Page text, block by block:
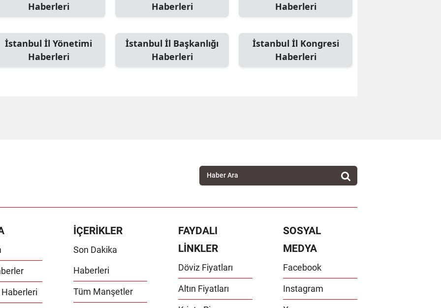
Haberleri
Haberleri
Haberleri
İstanbul İl Yönetimi
Haberleri
İstanbul İl Başkanlığı
Haberleri
İstanbul İl Kongresi
Haberleri
İÇERİKLER
Son Dakika
Haberleri
Tüm Manşetler
FAYDALI
LİNKLER
Döviz Fiyatları
Altın Fiyatları
SOSYAL
MEDYA
Facebook
Instagram